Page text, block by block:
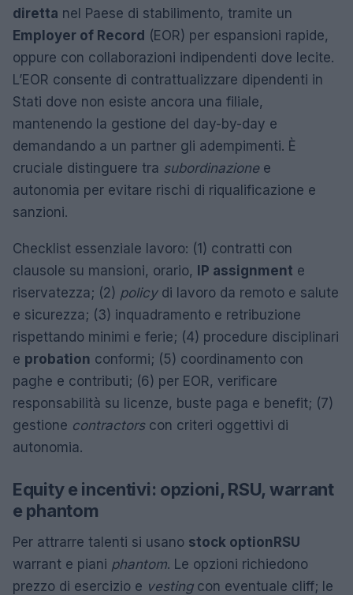
diretta nel Paese di stabilimento, tramite un
Employer of Record (EOR) per espansioni rapide,
oppure con collaborazioni indipendenti dove lecite.
L’EOR consente di contrattualizzare dipendenti in
Stati dove non esiste ancora una filiale,
mantenendo la gestione del day-by-day e
demandando a un partner gli adempimenti. È
cruciale distinguere tra subordinazionee
autonomia per evitare rischi di riqualificazione e
sanzioni.
Checklist essenziale lavoro: (1) contratti con
clausole su mansioni, orario,
IP assignment e
riservatezza; (2) policydi lavoro da remoto e salute
e sicurezza; (3) inquadramento e retribuzione
rispettando minimi e ferie; (4) procedure disciplinari
e probation conformi; (5) coordinamento con
paghe e contributi; (6) per EOR, verificare
responsabilità su licenze, buste paga e benefit; (7)
gestione contractorscon criteri oggettivi di
autonomia.
Equity e incentivi: opzioni, RSU, warrant
e phantom
Per attrarre talenti si usano stock option RSU
warrant e piani phantom. Le opzioni richiedono
prezzo di esercizio e vestingcon eventuale cliff; le